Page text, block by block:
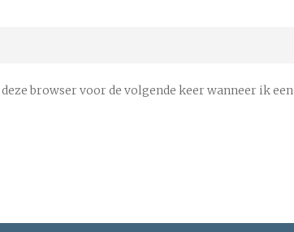
browser voor de volgende keer wanneer ik een